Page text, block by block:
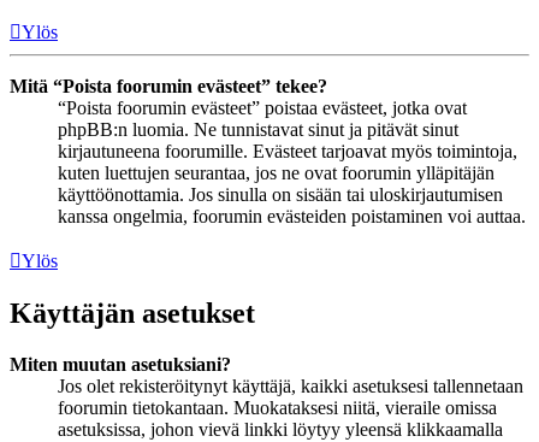
Ylös
Mitä “Poista foorumin evästeet” tekee?
“Poista foorumin evästeet” poistaa evästeet, jotka ovat
phpBB:n luomia. Ne tunnistavat sinut ja pitävät sinut
kirjautuneena foorumille. Evästeet tarjoavat myös toimintoja,
kuten luettujen seurantaa, jos ne ovat foorumin ylläpitäjän
käyttöönottamia. Jos sinulla on sisään tai uloskirjautumisen
kanssa ongelmia, foorumin evästeiden poistaminen voi auttaa.
Ylös
Käyttäjän asetukset
Miten muutan asetuksiani?
Jos olet rekisteröitynyt käyttäjä, kaikki asetuksesi tallennetaan
foorumin tietokantaan. Muokataksesi niitä, vieraile omissa
asetuksissa, johon vievä linkki löytyy yleensä klikkaamalla